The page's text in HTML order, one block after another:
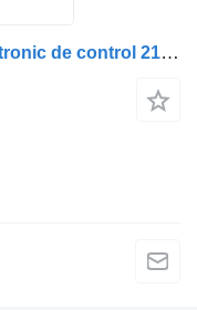
卡车 Volvo 的 控制单元 Modul electronic de control 21480528